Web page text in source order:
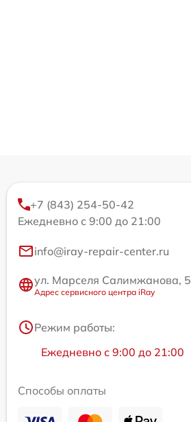
+7 (843) 254-50-42
Ежедневно с 9:00 до 21:00
info@iray-repair-center.ru
ул. Марселя Салимжанова, 5
Адрес сервисного центра iRay
Режим работы:
Ежедневно с 9:00 до 21:00
Способы оплаты